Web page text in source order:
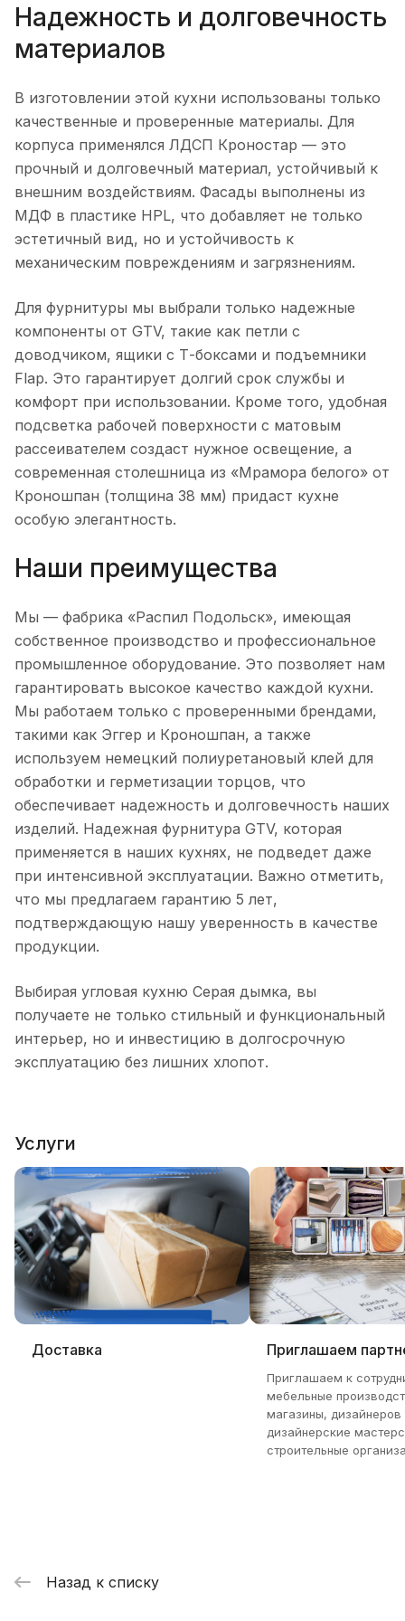
Надежность и долговечность
материалов
В изготовлении этой кухни использованы только
качественные и проверенные материалы. Для
корпуса применялся ЛДСП Кроностар — это
прочный и долговечный материал, устойчивый к
внешним воздействиям. Фасады выполнены из
МДФ в пластике HPL, что добавляет не только
эстетичный вид, но и устойчивость к
механическим повреждениям и загрязнениям.
Для фурнитуры мы выбрали только надежные
компоненты от GTV, такие как петли с
доводчиком, ящики с Т-боксами и подъемники
Flap. Это гарантирует долгий срок службы и
комфорт при использовании. Кроме того, удобная
подсветка рабочей поверхности с матовым
рассеивателем создаст нужное освещение, а
современная столешница из «Мрамора белого» от
Кроношпан (толщина 38 мм) придаст кухне
особую элегантность.
Наши преимущества
Мы — фабрика «Распил Подольск», имеющая
собственное производство и профессиональное
промышленное оборудование. Это позволяет нам
гарантировать высокое качество каждой кухни.
Мы работаем только с проверенными брендами,
такими как Эггер и Кроношпан, а также
используем немецкий полиуретановый клей для
обработки и герметизации торцов, что
обеспечивает надежность и долговечность наших
изделий. Надежная фурнитура GTV, которая
применяется в наших кухнях, не подведет даже
при интенсивной эксплуатации. Важно отметить,
что мы предлагаем гарантию 5 лет,
подтверждающую нашу уверенность в качестве
продукции.
Выбирая угловая кухню Серая дымка, вы
получаете не только стильный и функциональный
интерьер, но и инвестицию в долгосрочную
эксплуатацию без лишних хлопот.
Услуги
Доставка Приглашаем
Приглашаем к
мебельные
магазины, дизайнеров
дизайнерские
строительные
Назад к списку